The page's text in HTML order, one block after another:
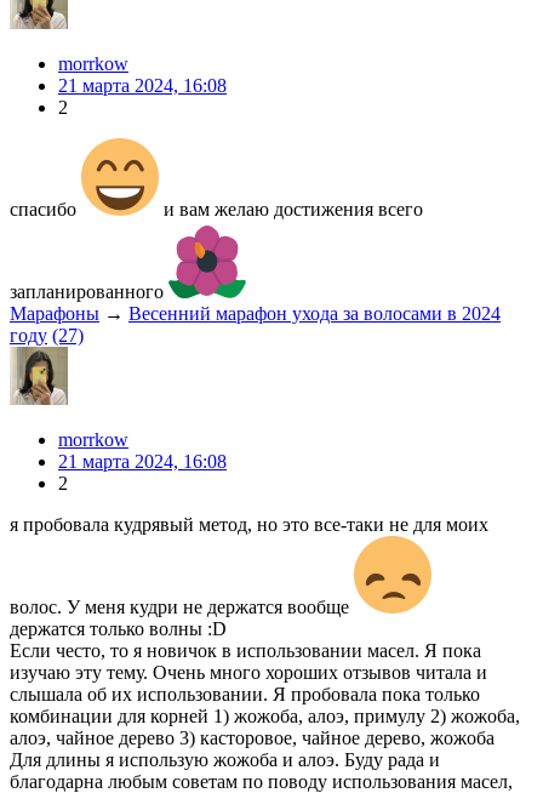
morrkow
21 марта 2024, 16:08
2
спасибо и вам желаю достижения всего
запланированного
Марафоны → Весенний марафон ухода за волосами в 2024
году (27)
morrkow
21 марта 2024, 16:08
2
я пробовала кудрявый метод, но это все-таки не для моих
волос. У меня кудри не держатся вообще
держатся только волны :D
Если често, то я новичок в использовании масел. Я пока
изучаю эту тему. Очень много хороших отзывов читала и
слышала об их использовании. Я пробовала пока только
комбинации для корней 1) жожоба, алоэ, примулу 2) жожоба,
алоэ, чайное дерево 3) касторовое, чайное дерево, жожоба
Для длины я использую жожоба и алоэ. Буду рада и
благодарна любым советам по поводу использования масел,